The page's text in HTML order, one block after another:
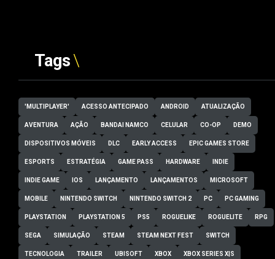
Tags
'MULTIPLAYER' ACESSO ANTECIPADO ANDROID ATUALIZAÇÃO
AVENTURA AÇÃO BANDAI NAMCO CELULAR CO-OP DEMO
DISPOSITIVOS MÓVEIS DLC EARLY ACCESS EPIC GAMES STORE
ESPORTS ESTRATÉGIA GAME PASS HARDWARE INDIE
INDIE GAME IOS LANÇAMENTO LANÇAMENTOS MICROSOFT
MOBILE NINTENDO SWITCH NINTENDO SWITCH 2 PC PC GAMING
PLAYSTATION PLAYSTATION 5 PS5 ROGUELIKE ROGUELITE RPG
SEGA SIMULAÇÃO STEAM STEAM NEXT FEST SWITCH
TECNOLOGIA TRAILER UBISOFT XBOX XBOX SERIES X|S